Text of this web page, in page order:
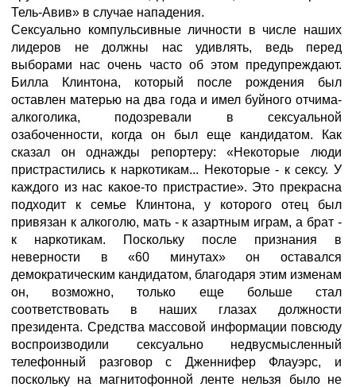
Тель-Авив» в случае нападения.
Сексуально компульсивные личности в числе наших
лидеров не должны нас удивлять, ведь перед
выборами нас очень часто об этом предупреждают.
Билла Клинтона, который после рождения был
оставлен матерью на два года и имел буйного отчима-
алкоголика, подозревали в сексуальной
озабоченности, когда он был еще кандидатом. Как
сказал он однажды репортеру: «Некоторые люди
пристрастились к наркотикам... Некоторые - к сексу. У
каждого из нас какое-то пристрастие». Это прекрасна
подходит к семье Клинтона, у которого отец был
привязан к алкоголю, мать - к азартным играм, а брат -
к наркотикам. Поскольку после признания в
неверности в «60 минутах» он оставался
демократическим кандидатом, благодаря этим изменам
он, возможно, только еще больше стал
соответствовать в наших глазах должности
президента. Средства массовой информации повсюду
воспроизводили сексуально недвусмысленный
телефонный разговор с Дженнифер Флауэрс, и
поскольку на магнитофонной ленте нельзя было не